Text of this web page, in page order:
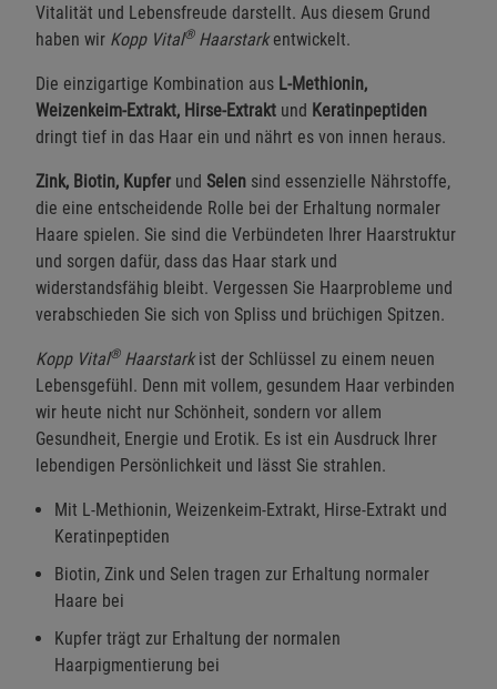
Vitalität und Lebensfreude darstellt. Aus diesem Grund
haben wir Kopp Vital®Haarstarkentwickelt.
Die einzigartige Kombination aus L-Methionin,
Weizenkeim-Extrakt, Hirse-Extrakt und Keratinpeptiden
dringt tief in das Haar ein und nährt es von innen heraus.
Zink, Biotin, Kupfer und Selen sind essenzielle Nährstoffe,
die eine entscheidende Rolle bei der Erhaltung normaler
Haare spielen. Sie sind die Verbündeten Ihrer Haarstruktur
und sorgen dafür, dass das Haar stark und
widerstandsfähig bleibt. Vergessen Sie Haarprobleme und
verabschieden Sie sich von Spliss und brüchigen Spitzen.
Kopp Vital®Haarstarkist der Schlüssel zu einem neuen
Lebensgefühl. Denn mit vollem, gesundem Haar verbinden
wir heute nicht nur Schönheit, sondern vor allem
Gesundheit, Energie und Erotik. Es ist ein Ausdruck Ihrer
lebendigen Persönlichkeit und lässt Sie strahlen.
Mit L-Methionin, Weizenkeim-Extrakt, Hirse-Extrakt und
Keratinpeptiden
Biotin, Zink und Selen tragen zur Erhaltung normaler
Haare bei
Kupfer trägt zur Erhaltung der normalen
Haarpigmentierung bei